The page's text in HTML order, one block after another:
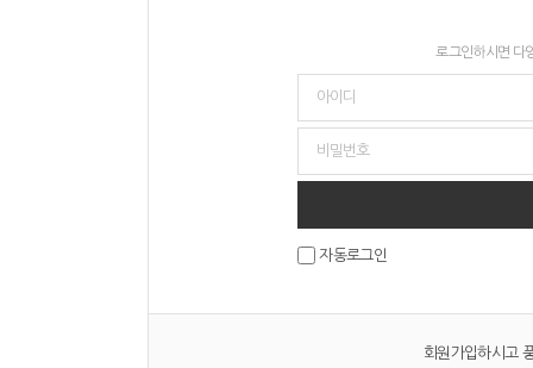
로그인하시면 다
자동로그인
회원가입하시고